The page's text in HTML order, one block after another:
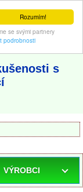
Rozumím!
se svými partnery
podrobnosti
nemocí
s
VÝROBCI